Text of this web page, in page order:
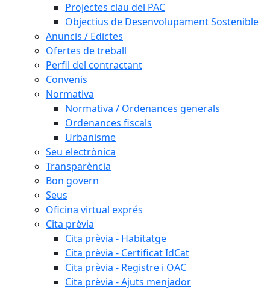
Projectes clau del PAC
Objectius de Desenvolupament Sostenible
Anuncis / Edictes
Ofertes de treball
Perfil del contractant
Convenis
Normativa
Normativa / Ordenances generals
Ordenances fiscals
Urbanisme
Seu electrònica
Transparència
Bon govern
Seus
Oficina virtual exprés
Cita prèvia
Cita prèvia - Habitatge
Cita prèvia - Certificat IdCat
Cita prèvia - Registre i OAC
Cita prèvia - Ajuts menjador